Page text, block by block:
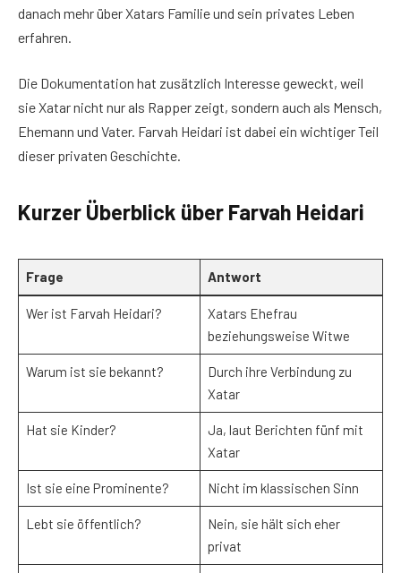
danach mehr über Xatars Familie und sein privates Leben
erfahren.
Die Dokumentation hat zusätzlich Interesse geweckt, weil
sie Xatar nicht nur als Rapper zeigt, sondern auch als Mensch,
Ehemann und Vater. Farvah Heidari ist dabei ein wichtiger Teil
dieser privaten Geschichte.
Kurzer Überblick über Farvah Heidari
Frage Antwort
Wer ist Farvah Heidari?
Xatars Ehefrau
beziehungsweise Witwe
Warum ist sie bekannt?
Durch ihre Verbindung zu
Xatar
Hat sie Kinder?
Ja, laut Berichten fünf mit
Xatar
Ist sie eine Prominente? Nicht im klassischen Sinn
Lebt sie öffentlich?
Nein, sie hält sich eher
privat